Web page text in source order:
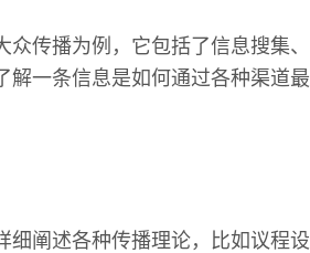
传播为例，它包括了信息搜集、
解一条信息是如何通过各种渠道最
细阐述各种传播理论，比如议程设